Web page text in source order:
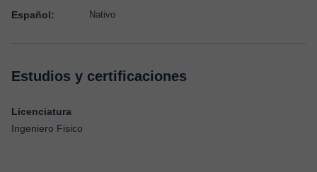
Español: Nativo
Estudios y certificaciones
Licenciatura
Ingeniero Fisico